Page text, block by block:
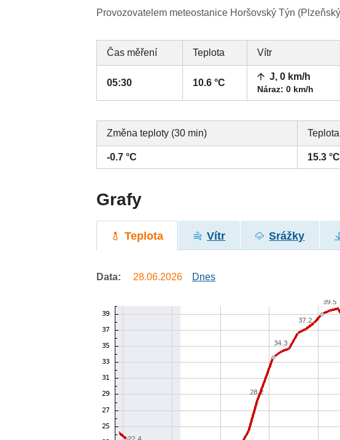
Provozovatelem meteostanice Horšovský Týn
Čas měření Teplota Vítr
05:30 10.6 °C
J, 0 km/h
Náraz: 0 km/h
Změna teploty (30 min)
-0.7 °C 15.3 °C
Grafy
Teplota Vítr Srážky
Data: 28.06.2026 Dnes